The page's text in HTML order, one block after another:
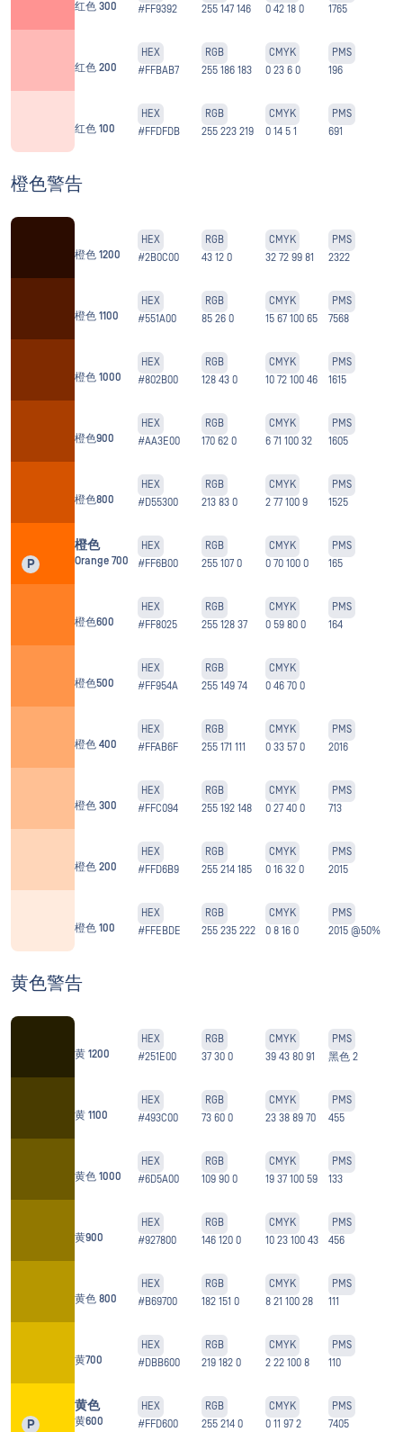
红色 300
#FF9392
255 147 146
0 42 18 0
1765
红色 200
HEX
#FFBAB7
RGB
255 186 183
CMYK
0 23 6 0
PMS
196
红色 100
HEX
#FFDFDB
RGB
255 223 219
CMYK
0 14 5 1
PMS
691
橙色警告
橙色 1200
HEX
#2B0C00
RGB
43 12 0
CMYK
32 72 99 81
PMS
2322
橙色 1100
HEX
#551A00
RGB
85 26 0
CMYK
15 67 100 65
PMS
7568
橙色 1000
HEX
#802B00
RGB
128 43 0
CMYK
10 72 100 46
PMS
1615
橙色900
HEX
#AA3E00
RGB
170 62 0
CMYK
6 71 100 32
PMS
1605
橙色800
HEX
#D55300
RGB
213 83 0
CMYK
2 77 100 9
PMS
1525
P
橙色
Orange 700
HEX
#FF6B00
RGB
255 107 0
CMYK
0 70 100 0
PMS
165
橙色600
HEX
#FF8025
RGB
255 128 37
CMYK
0 59 80 0
PMS
164
橙色500
HEX
#FF954A
RGB
255 149 74
CMYK
0 46 70 0
橙色 400
HEX
#FFAB6F
RGB
255 171 111
CMYK
0 33 57 0
PMS
2016
橙色 300
HEX
#FFC094
RGB
255 192 148
CMYK
0 27 40 0
PMS
713
橙色 200
HEX
#FFD6B9
RGB
255 214 185
CMYK
0 16 32 0
PMS
2015
橙色 100
HEX
#FFEBDE
RGB
255 235 222
CMYK
0 8 16 0
PMS
2015 @50%
黄色警告
黄 1200
HEX
#251E00
RGB
37 30 0
CMYK
39 43 80 91
PMS
黑色 2
黄 1100
HEX
#493C00
RGB
73 60 0
CMYK
23 38 89 70
PMS
455
黄色 1000
HEX
#6D5A00
RGB
109 90 0
CMYK
19 37 100 59
PMS
133
黄900
HEX
#927800
RGB
146 120 0
CMYK
10 23 100 43
PMS
456
黄色 800
HEX
#B69700
RGB
182 151 0
CMYK
8 21 100 28
PMS
111
黄700
HEX
#DBB600
RGB
219 182 0
CMYK
2 22 100 8
PMS
110
P
黄色
黄600
HEX
#FFD600
RGB
255 214 0
CMYK
0 11 97 2
PMS
7405